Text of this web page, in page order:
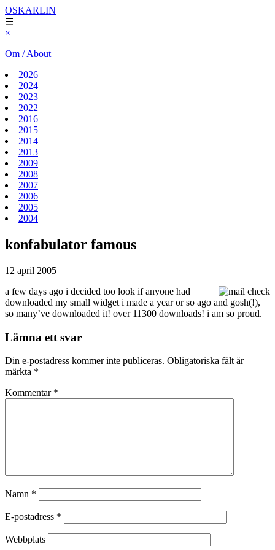
OSKARLIN
☰
×
Om / About
2026
2024
2023
2022
2016
2015
2014
2013
2009
2008
2007
2006
2005
2004
konfabulator famous
12 april 2005
a few days ago i decided too look if anyone had
downloaded my small widget i made a year or so ago and gosh(!),
so many’ve downloaded it! over 11300 downloads! i am so proud.
Lämna ett svar
Din e-postadress kommer inte publiceras. Obligatoriska fält är
märkta *
Kommentar *
Namn *
E-postadress *
Webbplats